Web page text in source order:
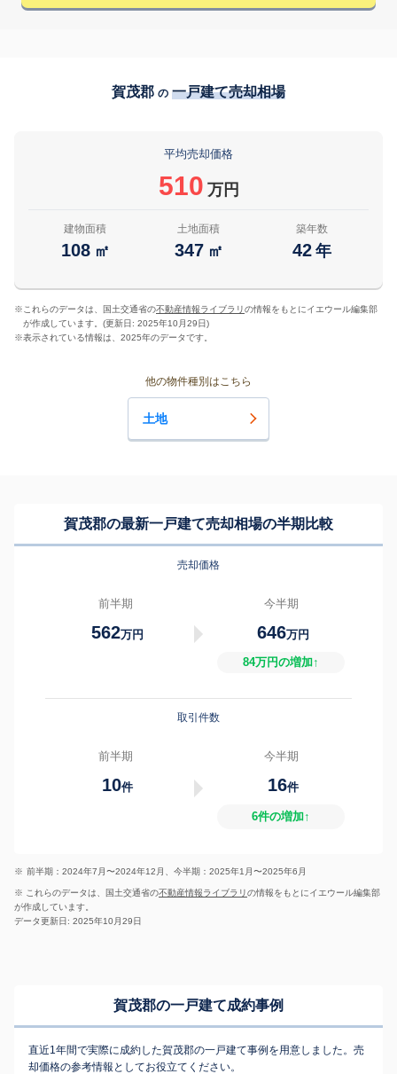
賀茂郡 の 一戸建て売却相場
平均売却価格
510 万円
建物面積
108 ㎡
土地面積
347 ㎡
築年数
42 年
※ これらのデータは、国土交通省の不動産情報ライブラリの情報をもとにイエウール編集部
が作成しています。(更新日: 2025年10月29日)
※表示されている情報は、2025年のデータです。
他の物件種別はこちら
土地
賀茂郡の最新一戸建て売却相場の半期比較
売却価格
前半期
562万円
今半期
646万円
84万円の増加↑
取引件数
前半期
10件
今半期
16件
6件の増加↑
※ 前半期：2024年7月〜2024年12月、今半期：2025年1月〜2025年6月
※ これらのデータは、国土交通省の不動産情報ライブラリの情報をもとにイエウール編集部
が作成しています。
データ更新日: 2025年10月29日
賀茂郡の一戸建て成約事例
直近1年間で実際に成約した賀茂郡の一戸建て事例を用意しました。売
却価格の参考情報としてお役立てください。